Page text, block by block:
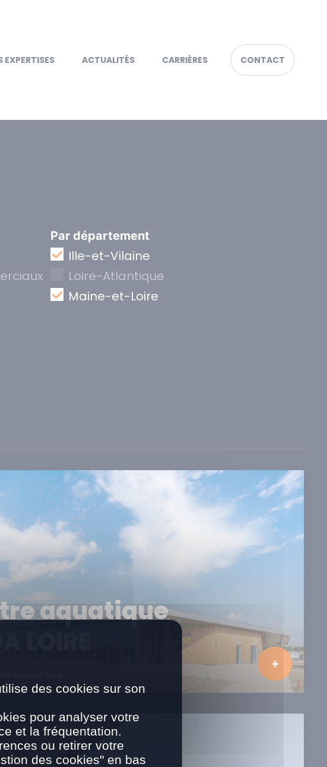
EXPERTISES ACTUALITÉS CARRIÈRES CONTACT
Par département
Ille-et-Vilaine
Loire-Atlantique
Maine-et-Loire
aquatique
des cookies sur son
pour analyser votre
et la fréquentation.
ou retirer votre
des cookies" en bas